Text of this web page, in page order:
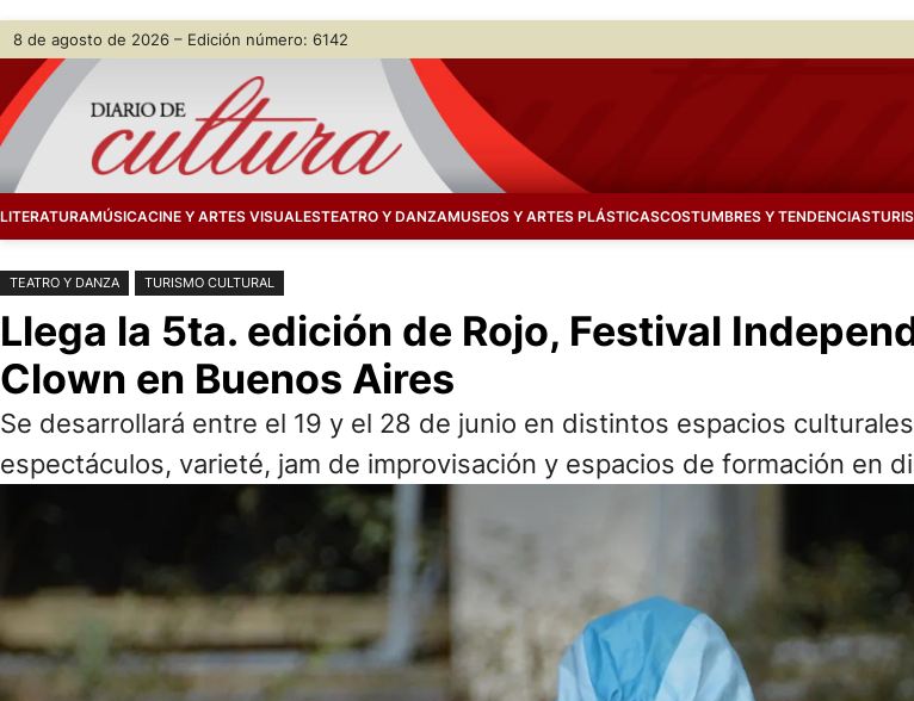
Saltar
contenido
Skip
content
8 de agosto de 2026 – Edición número: 6142
LITERATURAMÚSICACINE Y ARTES VISUALESTEATRO Y DANZAMUSEOS Y ARTES PLÁSTICASCOSTUMBRES Y TENDENCIAS
TEATRO Y DANZA TURISMO CULTURAL
Llega la 5ta. edición de Rojo, Festival
Clown en Buenos Aires
Se desarrollará entre el 19 y el 28 de junio en distintos espacios
espectáculos, varieté, jam de improvisación y espacios de formación en